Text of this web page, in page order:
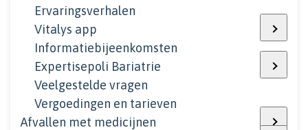
Ervaringsverhalen
Vitalys app
Informatiebijeenkomsten
Expertisepoli Bariatrie
Veelgestelde vragen
Vergoedingen en tarieven
Afvallen met medicijnen